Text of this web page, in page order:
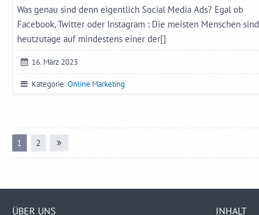
Was genau sind denn eigentlich Social Media Ads? Egal ob
Facebook, Twitter oder Instagram : Die meisten Menschen sind
heutzutage auf mindestens einer der[]
16. März 2023
Kategorie:Online Marketing
1 2
ÜBER UNS INHALT